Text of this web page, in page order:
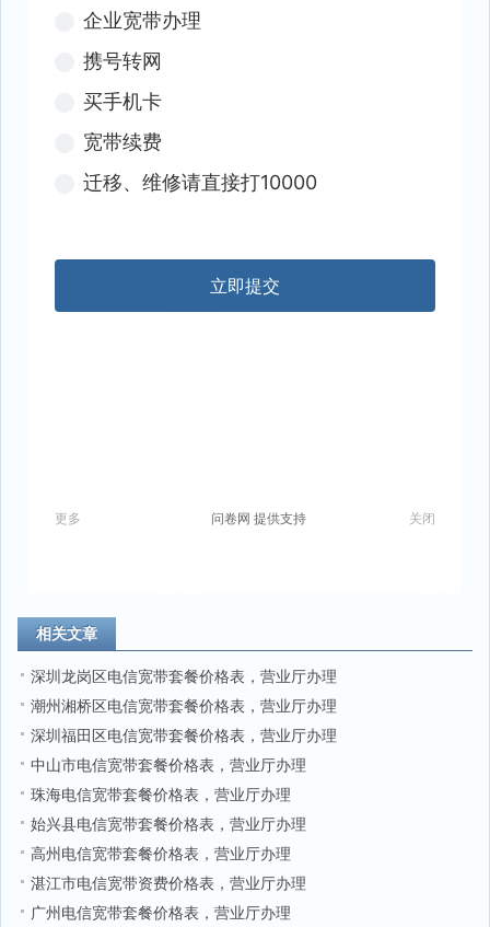
相关文章
深圳龙岗区电信宽带套餐价格表，营业厅办理
潮州湘桥区电信宽带套餐价格表，营业厅办理
深圳福田区电信宽带套餐价格表，营业厅办理
中山市电信宽带套餐价格表，营业厅办理
珠海电信宽带套餐价格表，营业厅办理
始兴县电信宽带套餐价格表，营业厅办理
高州电信宽带套餐价格表，营业厅办理
湛江市电信宽带资费价格表，营业厅办理
广州电信宽带套餐价格表，营业厅办理